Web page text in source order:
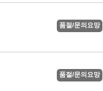
품절/문의요망
품절/문의요망